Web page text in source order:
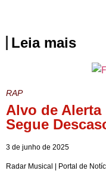
Leia mais
RAP
Alvo de
Segue
3 de junho de 2025
Radar Musical | Portal de